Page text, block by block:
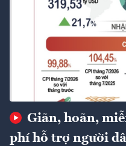
Giãn, hoãn,
phí hỗ trợ người